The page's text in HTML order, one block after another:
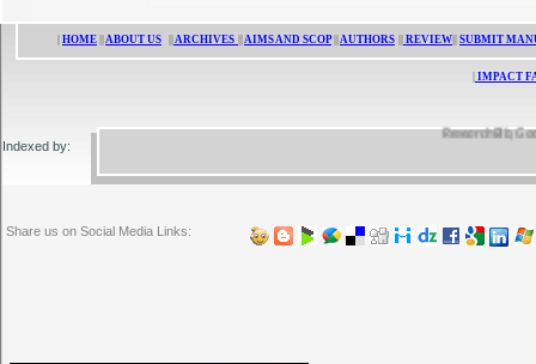
Share us on Social Media Links:
ResearchBib,
Indexed by:
HOME ABOUT US ARCHIVES AIMS AND SCOP|| AUTHORS REVIEW SUBMIT
IMPACT